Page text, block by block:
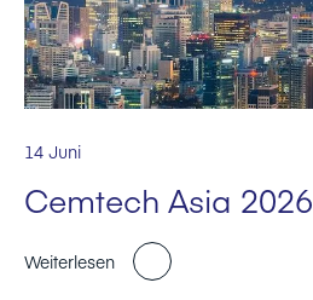
14 Juni
Cemtech Asia 2026
Weiterlesen